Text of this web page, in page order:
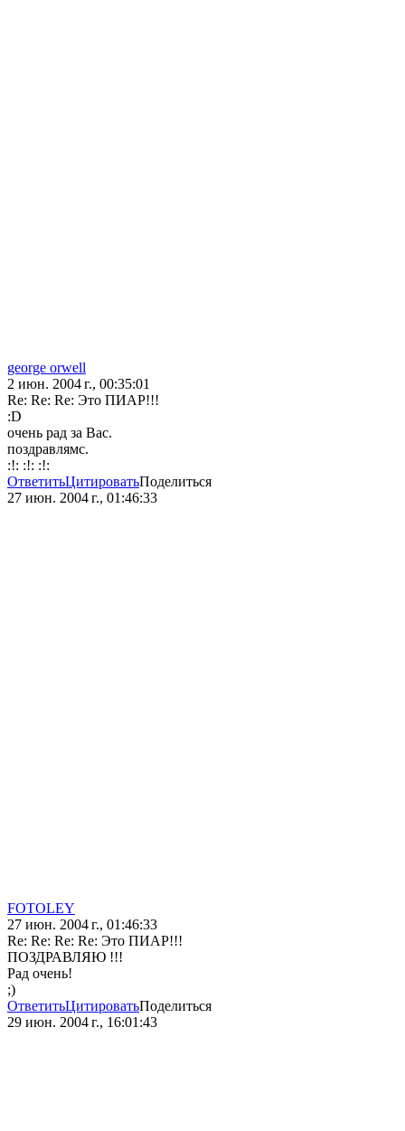
george orwell
2 июн. 2004 г., 00:35:01
Re: Re: Re: Это ПИАР!!!
:D
очень рад за Вас.
поздравлямс.
:!: :!: :!:
ОтветитьЦитироватьПоделиться
27 июн. 2004 г., 01:46:33
FOTOLEY
27 июн. 2004 г., 01:46:33
Re: Re: Re: Re: Это ПИАР!!!
ПОЗДРАВЛЯЮ !!!
Рад очень!
;)
ОтветитьЦитироватьПоделиться
29 июн. 2004 г., 16:01:43